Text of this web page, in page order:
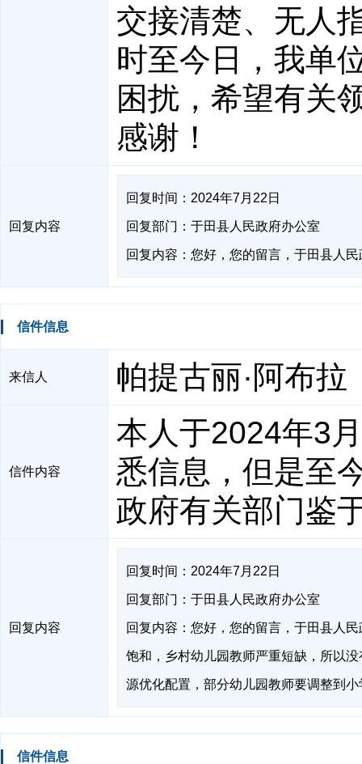
交接清楚、无人
时至今日，我单
困扰，希望有关
感谢！
回复内容
回复时间：2024年7月22日
回复部门：于田县人民政府办公室
回复内容：您好，您的留言，于田县人
信件信息
来信人 帕提古丽·阿布拉
信件内容
本人于2024年3
悉信息，但是至
政府有关部门鉴
回复内容
回复时间：2024年7月22日
回复部门：于田县人民政府办公室
回复内容：您好，您的留言，于田县人
饱和，乡村幼儿园教师严重短缺，所以
源优化配置，部分幼儿园教师要调整到
信件信息